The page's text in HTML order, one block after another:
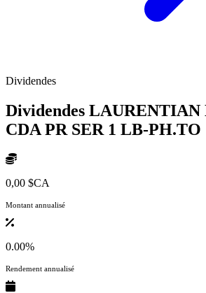
Dividendes
Dividendes
CDA PR SER 1 LB-PH.TO
0,00 $CA
Montant annualisé
0.00%
Rendement annualisé